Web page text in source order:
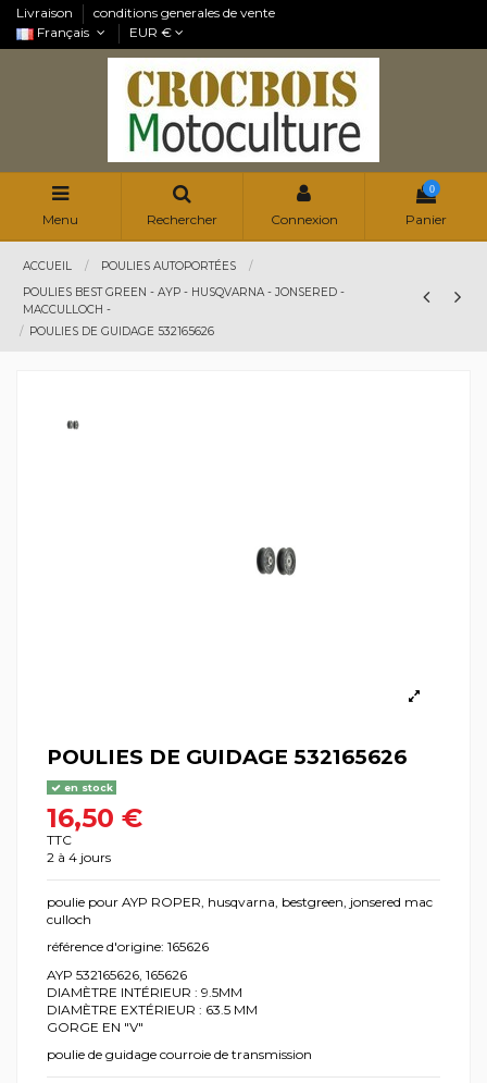
Livraison
conditions generales de vente
Français
EUR €
Menu Rechercher Connexion
0
Panier
ACCUEIL
POULIES AUTOPORTÉES
POULIES BEST GREEN - AYP - HUSQVARNA - JONSERED -
MACCULLOCH -
POULIES DE GUIDAGE 532165626
POULIES DE GUIDAGE 532165626
en stock
16,50 €
TTC
2 à 4 jours
poulie pour AYP ROPER, husqvarna, bestgreen, jonsered mac
culloch
référence d'origine: 165626
AYP 532165626, 165626
DIAMÈTRE INTÉRIEUR : 9.5MM
DIAMÈTRE EXTÉRIEUR : 63.5 MM
GORGE EN "V"
poulie de guidage courroie de transmission